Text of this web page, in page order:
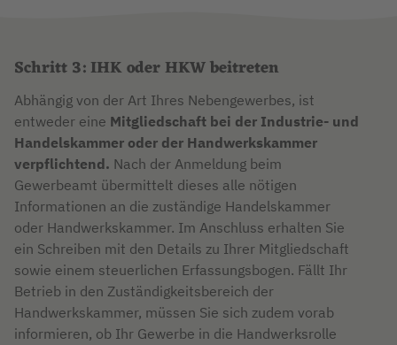
Schritt 3: IHK oder HKW beitreten
Abhängig von der Art Ihres Nebengewerbes, ist
entweder eine Mitgliedschaft bei der Industrie- und
Handelskammer oder der Handwerkskammer
verpflichtend. Nach der Anmeldung beim
Gewerbeamt übermittelt dieses alle nötigen
Informationen an die zuständige Handelskammer
oder Handwerkskammer. Im Anschluss erhalten Sie
ein Schreiben mit den Details zu Ihrer Mitgliedschaft
sowie einem steuerlichen Erfassungsbogen. Fällt Ihr
Betrieb in den Zuständigkeitsbereich der
Handwerkskammer, müssen Sie sich zudem vorab
informieren, ob Ihr Gewerbe in die Handwerksrolle